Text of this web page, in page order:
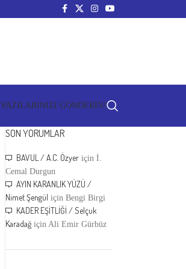
YAZILARINIZI GÖNDERİN!
SON YORUMLAR
BAVUL / A.C. Özyer içinİ.
Cemal Durgun
AYIN KARANLIK YÜZÜ /
Nimet Şengül içinBengi Birgi
KADER EŞİTLİĞİ / Selçuk
Karadağ içinAli Emir Gürbüz